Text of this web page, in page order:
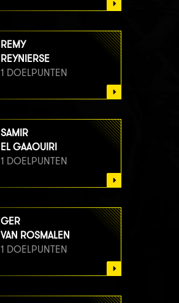
REMY
REYNIERSE
1 DOELPUNTEN
SAMIR
EL GAAOUIRI
1 DOELPUNTEN
GER
VAN ROSMALEN
1 DOELPUNTEN